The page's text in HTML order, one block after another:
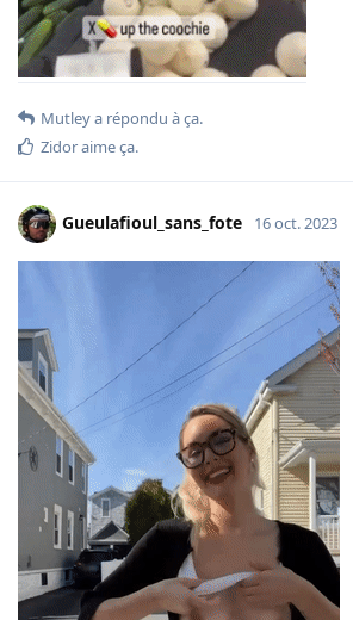
Mutleya répondu à ça.
Zidoraime ça.
Gueulafioul_sans_fote 16 oct. 2023